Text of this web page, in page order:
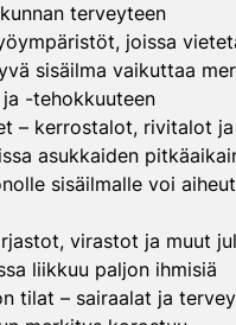
terveyteen
joissa
sisäilma vaikuttaa
-tehokkuuteen
– kerrostalot, rivitalot ja
asukkaiden
sisäilmalle voi
virastot ja muut
liikkuu paljon ihmisiä
tilat – sairaalat ja